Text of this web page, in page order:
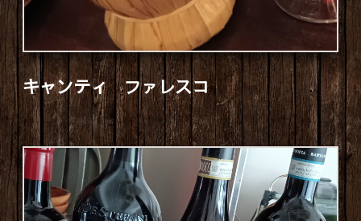
キャンティ ファレスコ